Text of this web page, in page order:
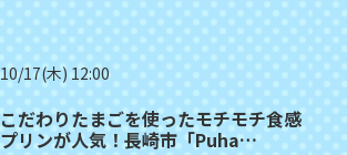
10/17(木) 12:00
こだわりたまごを使ったモチモチ食感
プリンが人気！長崎市「Puha